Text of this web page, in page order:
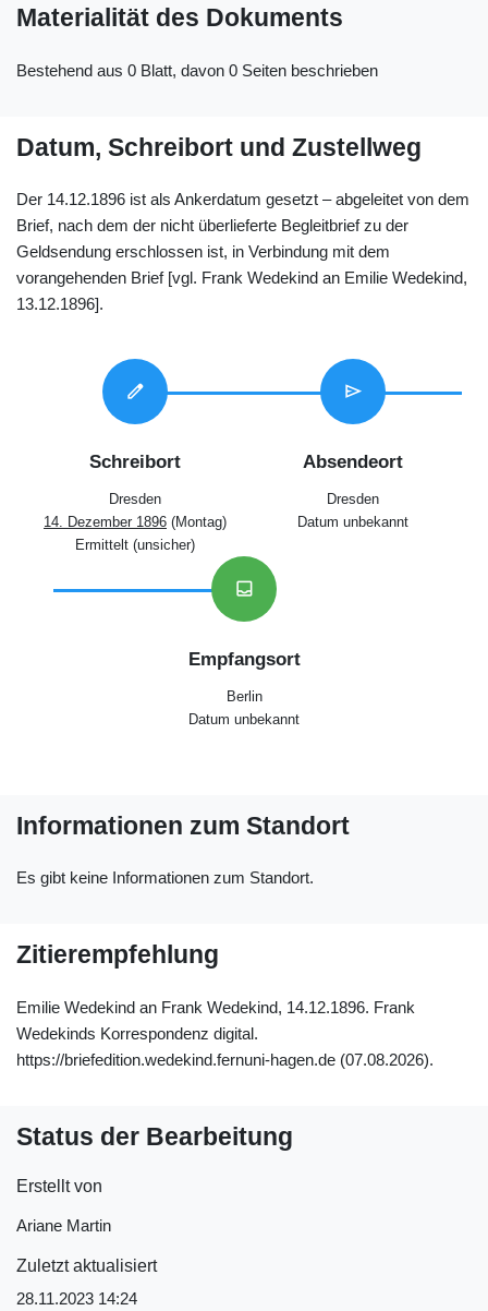
Materialität des Dokuments
Bestehend aus 0 Blatt, davon 0 Seiten beschrieben
Datum, Schreibort und Zustellweg
Der 14.12.1896 ist als Ankerdatum gesetzt – abgeleitet von dem
Brief, nach dem der nicht überlieferte Begleitbrief zu der
Geldsendung erschlossen ist, in Verbindung mit dem
vorangehenden Brief [vgl. Frank Wedekind an Emilie Wedekind,
13.12.1896].
edit
Schreibort
Dresden
14. Dezember 1896 (Montag)
Ermittelt (unsicher)
send
Absendeort
Dresden
Datum unbekannt
inbox
Empfangsort
Berlin
Datum unbekannt
Informationen zum Standort
Es gibt keine Informationen zum Standort.
Zitierempfehlung
Emilie Wedekind an Frank Wedekind, 14.12.1896. Frank
Wedekinds Korrespondenz digital.
https://briefedition.wedekind.fernuni-hagen.de (07.08.2026).
Status der Bearbeitung
Erstellt von
Ariane Martin
Zuletzt aktualisiert
28.11.2023 14:24